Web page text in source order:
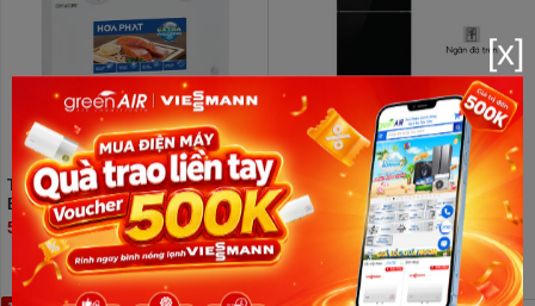
Tủ đông Hòa Phát Inverter HPF
BD8205 205 lít
5.980.000đ
Tủ lạnh cánh kính Funiki Inverter
HR T8286GB 286 lít
5.920.000đ
6.600.000đ
[x]